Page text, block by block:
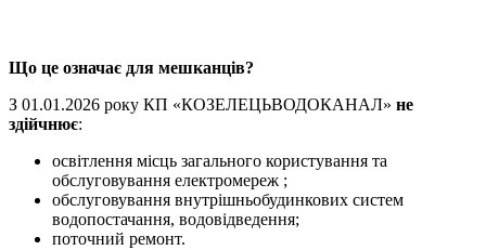
Що це означає для мешканців?
З 01.01.2026 року КП «КОЗЕЛЕЦЬВОДОКАНАЛ» не
здійчнює:
освітлення місць загального користування та
обслуговування електромереж ;
обслуговування внутрішньобудинкових систем
водопостачання, водовідведення;
поточний ремонт.